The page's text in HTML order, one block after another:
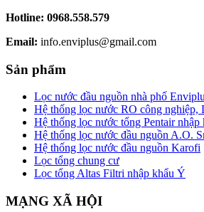
Hotline: 0968.558.579
Email: info.enviplus@gmail.com
Sản phẩm
Lọc nước đầu nguồn nhà phố
Hệ thống lọc nước RO công nghiệp,
Hệ thống lọc nước tổng Pentair
Hệ thống lọc nước đầu nguồn A.O.
Hệ thống lọc nước đầu nguồn Karofi
Lọc tổng chung cư
Lọc tổng Altas Filtri nhập khẩu Ý
MẠNG XÃ HỘI